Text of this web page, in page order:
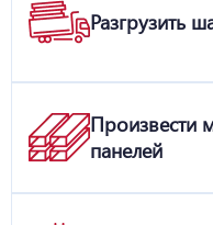
Разгрузить
Произвести
панелей